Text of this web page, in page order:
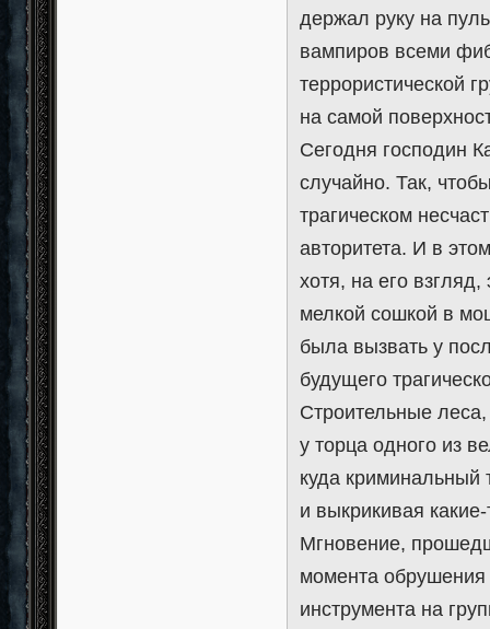
держал руку на
вампиров всеми
террористической
на самой
Сегодня господин
случайно. Так,
трагическом
авторитета. И в
хотя, на его
мелкой сошкой в
была вызвать у
будущего
Строительные
у торца одного из
куда криминальный
и выкрикивая
Мгновение,
момента обрушения
инструмента на